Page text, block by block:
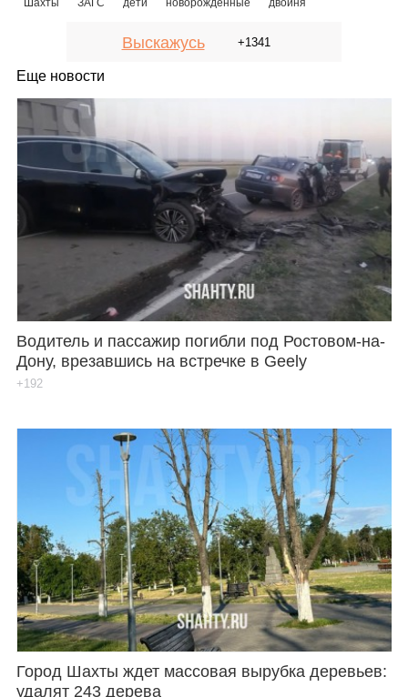
Выскажусь +1341
Еще новости
Водитель и пассажир погибли под Ростовом-на-
Дону, врезавшись на встречке в Geely
+192
Город Шахты ждет массовая вырубка деревьев:
удалят 243 дерева